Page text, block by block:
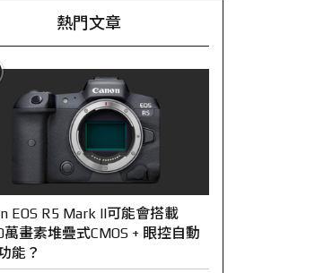
熱門文章
EOS R5 Mark II可能會搭載
畫素堆疊式CMOS + 眼控自動
能？